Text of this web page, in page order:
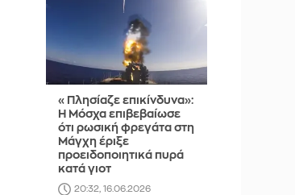
«Πλησίαζε επικίνδυνα»:
Η Μόσχα επιβεβαίωσε
ότι ρωσική φρεγάτα στη
Μάγχη έριξε
προειδοποιητικά πυρά
κατά γιοτ
20:32, 16.06.2026